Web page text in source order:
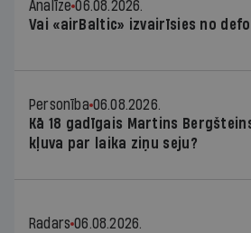
Analīze 06.08.2026.
Vai «airBaltic» izvairīsies no
Personība 06.08.2026.
Kā 18 gadīgais Martins
kļuva par laika ziņu seju?
Radars 06.08.2026.